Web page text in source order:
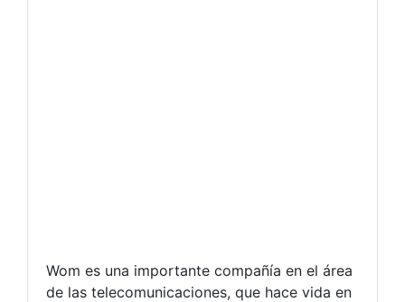
Wom es una importante compañía en el área
de las telecomunicaciones, que hace vida en